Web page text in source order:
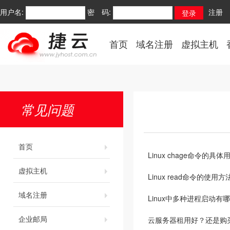
用户名: 密 码: 注册
首页 域名注册 虚拟主机
常见问题
首页
虚拟主机
域名注册
企业邮局
Linux chage命令的具体
Linux read命令的使用方
Linux中多种进程启动有
云服务器租用好？还是购